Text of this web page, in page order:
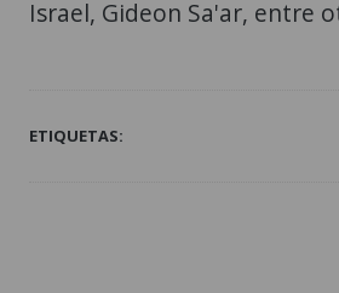
Israel, Gideon Sa'ar, entre
ETIQUETAS: